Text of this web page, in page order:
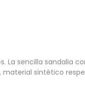
La sencilla sandalia
sintético